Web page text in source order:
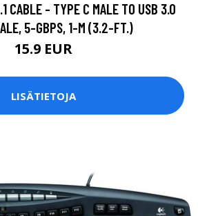
CABLE - TYPE C MALE TO USB 3.0
5-GBPS, 1-M (3.2-FT.)
15.9 EUR
LISÄTIETOJA